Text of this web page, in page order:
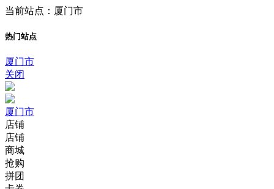
当前站点：厦门市
热门站点
厦门市
关闭
厦门市
店铺
店铺
商城
抢购
拼团